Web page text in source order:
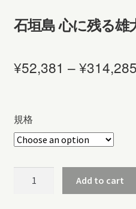
石垣島 心に残る雄
¥52,381 –¥314,285
規格
Add to cart